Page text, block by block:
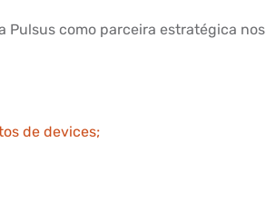
Pulsus como parceira estratégica nos
de devices;